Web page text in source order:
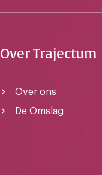
Over Trajectum
Over ons
De Omslag